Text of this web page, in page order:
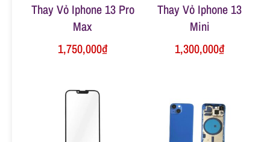
Thay Vỏ Iphone 13 Pro
Max
1,750,000₫
Thay Vỏ Iphone 13
Mini
1,300,000₫